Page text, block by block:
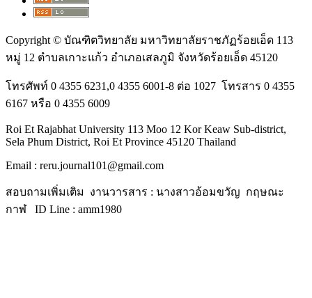
Copyright © บัณฑิตวิทยาลัย มหาวิทยาลัยราชภัฏร้อยเอ็ด 113
หมู่ 12 ตำบลเกาะแก้ว อำเภอเสลภูมิ จังหวัดร้อยเอ็ด 45120
โทรศัพท์ 0 4355 6231,0 4355 6001-8 ต่อ 1027 โทรสาร 0 4355
6167 หรือ 0 4355 6009
Roi Et Rajabhat University 113 Moo 12 Kor Keaw Sub-district,
Sela Phum District, Roi Et Province 45120 Thailand
Email : reru.journal101@gmail.com
สอบถามเพิ่มเติม งานวารสาร : นางสาวอ้อมขวัญ กฤษณะ
กาฬ ID Line : amm1980